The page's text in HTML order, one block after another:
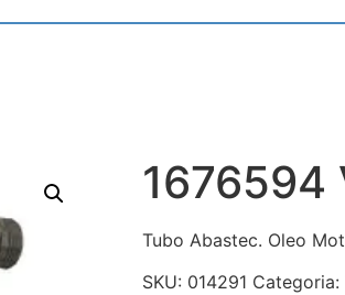
1676594
Tubo Abastec. Oleo
SKU: 014291 Categoria: